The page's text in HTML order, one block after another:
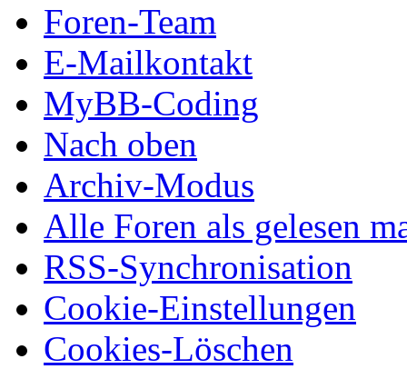
Foren-Team
E-Mailkontakt
MyBB-Coding
Nach oben
Archiv-Modus
Alle Foren als gelesen
RSS-Synchronisation
Cookie-Einstellungen
Cookies-Löschen